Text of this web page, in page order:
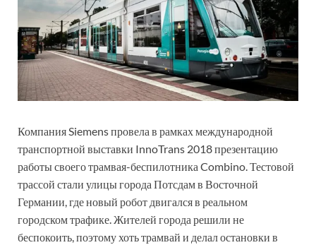
Компания Siemens провела в рамках международной
транспортной выставки InnoTrans 2018 презентацию
работы своего трамвая-беспилотника Combino. Тестовой
трассой стали улицы города Потсдам в Восточной
Германии, где новый робот двигался в реальном
городском трафике. Жителей города решили не
беспокоить, поэтому хоть трамвай и делал остановки в